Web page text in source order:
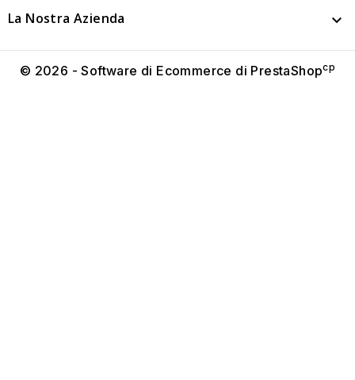
La Nostra Azienda 
© 2026 - Software di Ecommerce di PrestaShopcp